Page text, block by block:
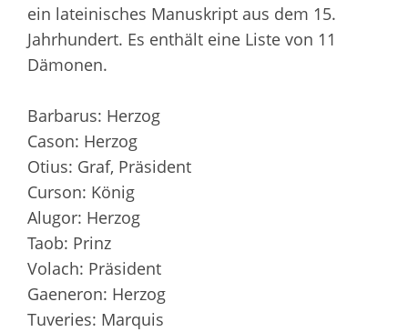
ein lateinisches Manuskript aus dem 15.
Jahrhundert. Es enthält eine Liste von 11
Dämonen.
Barbarus: Herzog
Cason: Herzog
Otius: Graf, Präsident
Curson: König
Alugor: Herzog
Taob: Prinz
Volach: Präsident
Gaeneron: Herzog
Tuveries: Marquis